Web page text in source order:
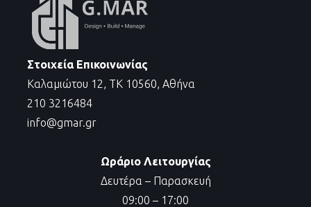
Στοιχεία Επικοινωνίας
Καλαμιώτου 12, ΤΚ 10560, Αθήνα
210 3216484
info@gmar.gr
Ωράριο Λειτουργίας
Δευτέρα – Παρασκευή
09:00 – 17:00